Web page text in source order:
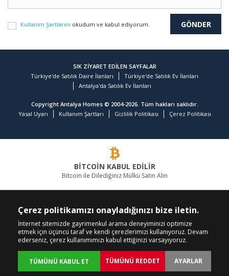
Kullanım Şartlarını okudum ve kabul ediyorum.
SIK ZİYARET EDİLEN SAYFALAR
Türkiye'de Satılık Daire İlanları
Türkiye'de Satılık Ev İlanları
Antalya'da Satılık Ev İlanları
Copyright Antalya Homes © 2004-2026. Tüm hakları saklıdır.
Yasal Uyarı
Kullanım Şartları Gizlilik Politikası Çerez Politikası
BİTCOİN KABUL EDİLİR
Bitcoin ile Dilediğiniz Mülkü Satın Alın
BİZİ ARAYIN BİZİ TAKİP EDİN
+90 242 324 54 94
Çerez politikamızı onayladığınızı bize iletin.
İnternet sitemizde gayrimenkul arama deneyiminizi optimize
etmek için üçüncü taraf ve kendi çerezlerimizi kullanıyoruz. Devam
ederseniz, çerez kullanımımızı kabul ettiğinizi varsayıyoruz.
TÜMÜNÜ KABUL ET TÜMÜNÜ REDDET AYARLAR